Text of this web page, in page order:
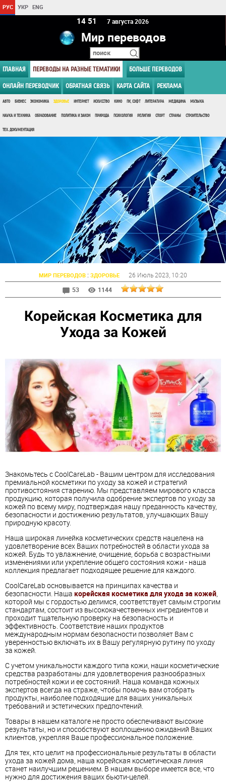
РУС УКР ENG
14:51 7 августа 2026
Мир переводов
ГЛАВНАЯ ПЕРЕВОДЫ НА РАЗНЫЕ ТЕМАТИКИ БОЛЬШЕ ПЕРЕВОДОВ
ОНЛАЙН ПЕРЕВОДЧИК ОБРАТНАЯ СВЯЗЬ КАРТА САЙТА РЕКЛАМА
АВТО БИЗНЕС ЭКОНОМИКА ЗДОРОВЬЕ ИНТЕРНЕТ ИСКУССТВО КИНО ПК, СОФТ ЛИТЕРАТУРА МЕДИЦИНА МУЗЫКА
НАУКА И ТЕХНИКА ОБРАЗОВАНИЕ ПОЛИТИКА И ЗАКОН ПРИРОДА ПСИХОЛОГИЯ РЕЛИГИЯ СПОРТ СТРАНЫ СТРОИТЕЛЬСТВО
ТЕХ. ДОКУМЕНТАЦИЯ
МИР ПЕРЕВОДОВ : ЗДОРОВЬЕ 26 Июль 2023 , 10:20
53
1144
Корейская Косметика для
Ухода за Кожей
Знакомьтесь с CoolCareLab - Вашим центром для исследования
премиальной косметики по уходу за кожей и стратегий
противостояния старению. Мы представляем мирового класса
продукцию, которая получила одобрение экспертов по уходу за
кожей по всему миру, подтверждая нашу преданность качеству,
безопасности и достижению результатов, улучшающих Вашу
природную красоту.
Наша широкая линейка косметических средств нацелена на
удовлетворение всех Ваших потребностей в области ухода за
кожей. Будь то увлажнение, очищение, борьба с возрастными
изменениями или укрепление общего состояния кожи - наша
коллекция предлагает подходящее решение для каждого.
CoolCareLab основывается на принципах качества и
безопасности. Наша корейская косметика для ухода за кожей,
которой мы с гордостью делимся, соответствует самым строгим
стандартам, состоит из высококачественных ингредиентов и
проходит тщательную проверку на безопасность и
эффективность. Соответствие наших продуктов
международным нормам безопасности позволяет Вам с
уверенностью включать их в Вашу регулярную рутину по уходу
за кожей.
С учетом уникальности каждого типа кожи, наши косметические
средства разработаны для удовлетворения разнообразных
потребностей кожи и ее состояний. Наша команда кожных
экспертов всегда на страже, чтобы помочь вам отобрать
продукты, наиболее подходящие для ваших уникальных
требований и эстетических предпочтений.
Товары в нашем каталоге не просто обеспечивают высокие
результаты, но и способствуют воплощению ожиданий Ваших
клиентов, укрепляя Ваше профессиональное положение.
Для тех, кто целит на профессиональные результаты в области
ухода за кожей дома, наша корейская косметическая линия
станет наилучшим решением. В нашем выборе имеется все, что
нужно для достижения ваших бьюти-целей.